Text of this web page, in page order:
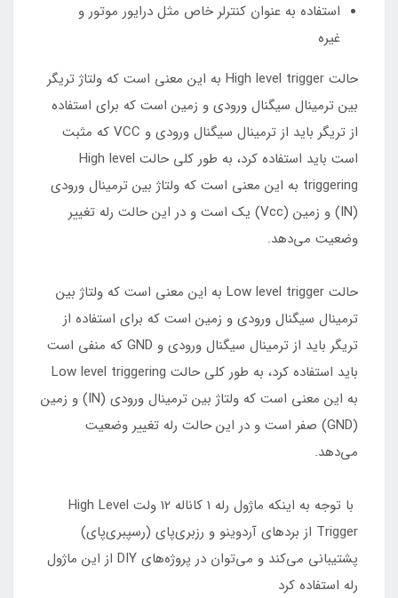
استفاده به عنوان کنترلر خاص مثل درایور موتور و
غیره
حالت High level trigger به این معنی است که ولتاژ تریگر
بین ترمینال سیگنال ورودی و زمین است که برای استفاده
از تریگر باید از ترمینال سیگنال ورودی و VCC که مثبت
است باید استفاده کرد، به طور کلی حالت High level
triggering به این معنی است که ولتاژ بین ترمینال ورودی
(IN) و زمین (Vcc) یک است و در این حالت رله تغییر
وضعیت می‌دهد.
حالت Low level trigger به این معنی است که ولتاژ بین
ترمینال سیگنال ورودی و زمین است که برای استفاده از
تریگر باید از ترمینال سیگنال ورودی و GND که منفی است
باید استفاده کرد، به طور کلی حالت Low level triggering
به این معنی است که ولتاژ بین ترمینال ورودی (IN) و زمین
(GND) صفر است و در این حالت رله تغییر وضعیت
می‌دهد.
با توجه به اینکه ماژول رله 1 کاناله 12 ولت High Level
Trigger از برد‌های آردوینو و ‌رزبری‌پای (رسپبری‌پای)
پشتیبانی می‌کند و می‌توان در پروژه‌های DIY از این ماژول
رله استفاده کرد